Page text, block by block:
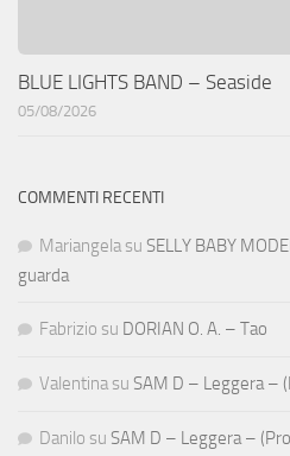
BLUE LIGHTS BAND – Seaside
05/08/2026
COMMENTI RECENTI
Mariangela su SELLY BABY
guarda
Fabrizio su DORIAN O. A. – Tao
Valentina su SAM D – Leggera –
Danilo su SAM D – Leggera –